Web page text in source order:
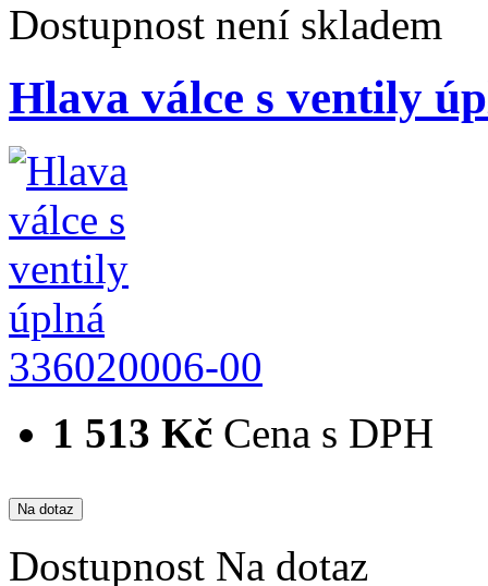
Dostupnost není skladem
Hlava válce s ventily
336020006-00
1 513 Kč Cena s DPH
Dostupnost Na dotaz